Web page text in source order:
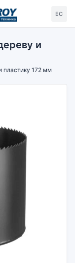
ЕС
и
пластику 172 мм